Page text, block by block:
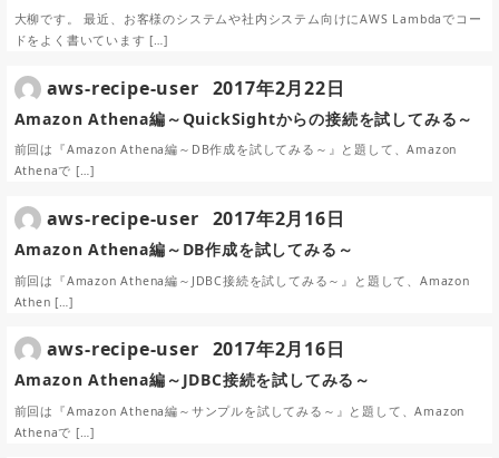
大柳です。 最近、お客様のシステムや社内システム向けにAWS Lambdaでコー
ドをよく書いています […]
Amazon Athena編～QuickSightからの接続を試してみる～
前回は『Amazon Athena編～DB作成を試してみる～』と題して、Amazon
Athenaで […]
aws-recipe-user 2017年2月22日
Amazon Athena編～DB作成を試してみる～
前回は『Amazon Athena編～JDBC接続を試してみる～』と題して、Amazon
Athen […]
aws-recipe-user 2017年2月16日
Amazon Athena編～JDBC接続を試してみる～
前回は『Amazon Athena編～サンプルを試してみる～』と題して、Amazon
Athenaで […]
aws-recipe-user 2017年2月16日